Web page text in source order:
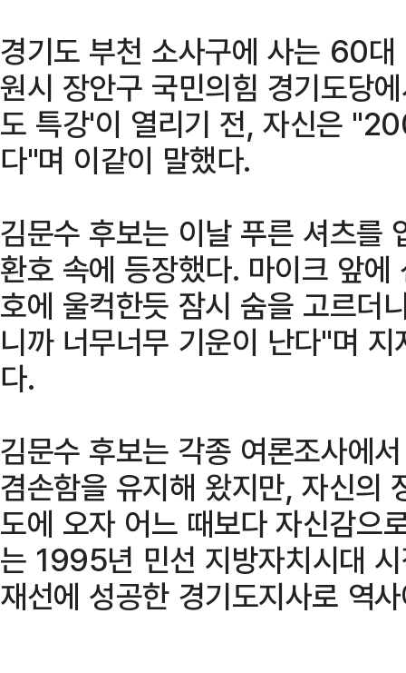
경기도 부천 소사구에 사는 60
원시 장안구 국민의힘 경기도당
도 특강'이 열리기 전, 자신은
다"며 이같이 말했다.
김문수 후보는 이날 푸른 셔츠를
환호 속에 등장했다. 마이크 앞
호에 울컥한듯 잠시 숨을 고르더
니까 너무너무 기운이 난다"며
다.
김문수 후보는 각종 여론조사에
겸손함을 유지해 왔지만, 자신의
도에 오자 어느 때보다 자신감으
는 1995년 민선 지방자치시대
재선에 성공한 경기도지사로 역